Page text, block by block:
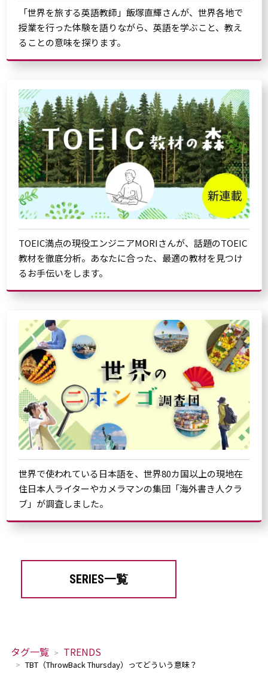
「世界を旅する英語教師」飯塚直輝さんが、世界各地で
授業を行った体験を語りながら、英語を学ぶこと、教え
ることの意味を探ります。
TOEIC満点の現役エンジニアMORIさんが、話題のTOEIC
教材を徹底分析。あなたに合った、最適の教材を見つけ
るお手伝いをします。
世界で使われている日本語を、世界80カ国以上の現地在
住日本人ライターやカメラマンの集団「海外書き人クラ
ブ」が調査しました。
SERIES一覧
タグ一覧 TRENDS
TBT（ThrowBack Thursday）ってどういう意味？